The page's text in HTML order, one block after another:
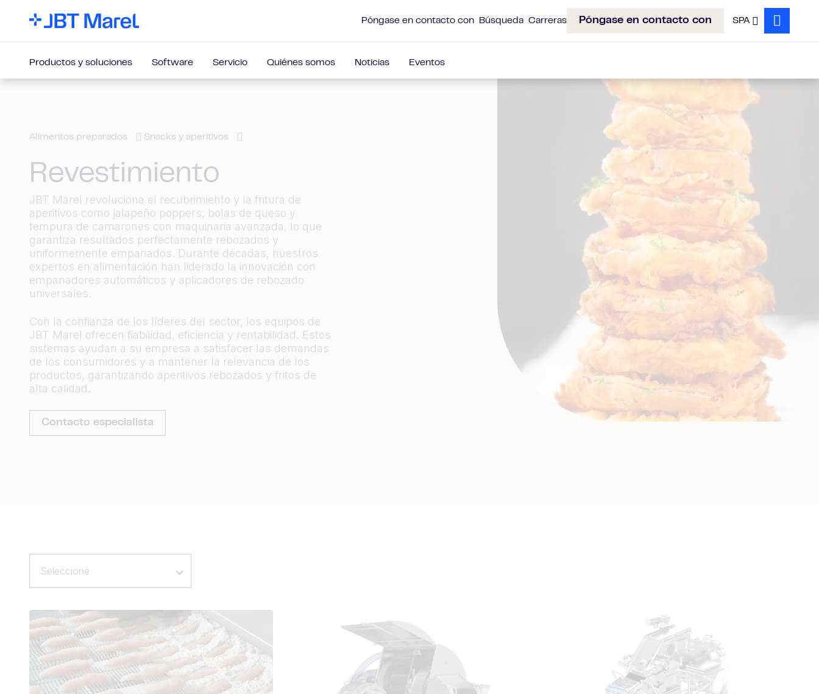
Póngase en contacto con Búsqueda Carreras Póngase en contacto con SPA
Search
Productos y soluciones Software Servicio Quiénes somos Noticias Eventos
Alimentos preparados Snacks y aperitivos
Revestimiento
JBT Marel revoluciona el recubrimiento y la fritura de
aperitivos como jalapeño poppers, bolas de queso y
tempura de camarones con maquinaria avanzada, lo que
garantiza resultados perfectamente rebozados y
uniformemente empanados. Durante décadas, nuestros
expertos en alimentación han liderado la innovación con
empanadores automáticos y aplicadores de rebozado
universales.
Con la confianza de los líderes del sector, los equipos de
JBT Marel ofrecen fiabilidad, eficiencia y rentabilidad. Estos
sistemas ayudan a su empresa a satisfacer las demandas
de los consumidores y a mantener la relevancia de los
productos, garantizando aperitivos rebozados y fritos de
alta calidad.
Contacto especialista
Seleccione